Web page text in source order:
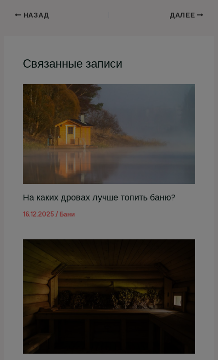
НАЗАД ДАЛЕЕ
Связанные записи
На каких дровах лучше топить баню?
16.12.2025/ Бани